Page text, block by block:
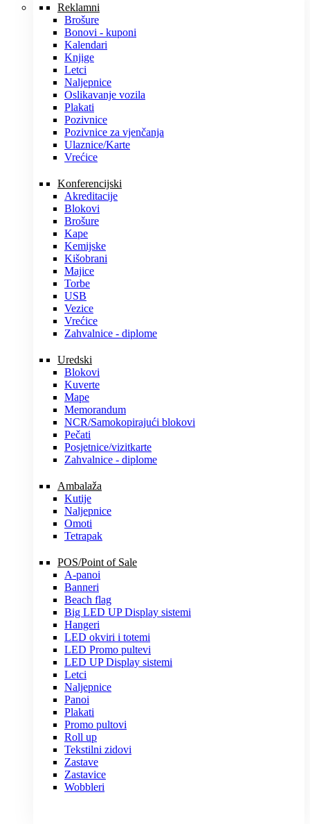
Reklamni
Brošure
Bonovi - kuponi
Kalendari
Knjige
Letci
Naljepnice
Oslikavanje vozila
Plakati
Pozivnice
Pozivnice za vjenčanja
Ulaznice/Karte
Vrećice
Konferencijski
Akreditacije
Blokovi
Brošure
Kape
Kemijske
Kišobrani
Majice
Torbe
USB
Vezice
Vrećice
Zahvalnice - diplome
Uredski
Blokovi
Kuverte
Mape
Memorandum
NCR/Samokopirajući blokovi
Pečati
Posjetnice/vizitkarte
Zahvalnice - diplome
Ambalaža
Kutije
Naljepnice
Omoti
Tetrapak
POS/Point of Sale
A-panoi
Banneri
Beach flag
Big LED UP Display sistemi
Hangeri
LED okviri i totemi
LED Promo pultevi
LED UP Display sistemi
Letci
Naljepnice
Panoi
Plakati
Promo pultovi
Roll up
Tekstilni zidovi
Zastave
Zastavice
Wobbleri